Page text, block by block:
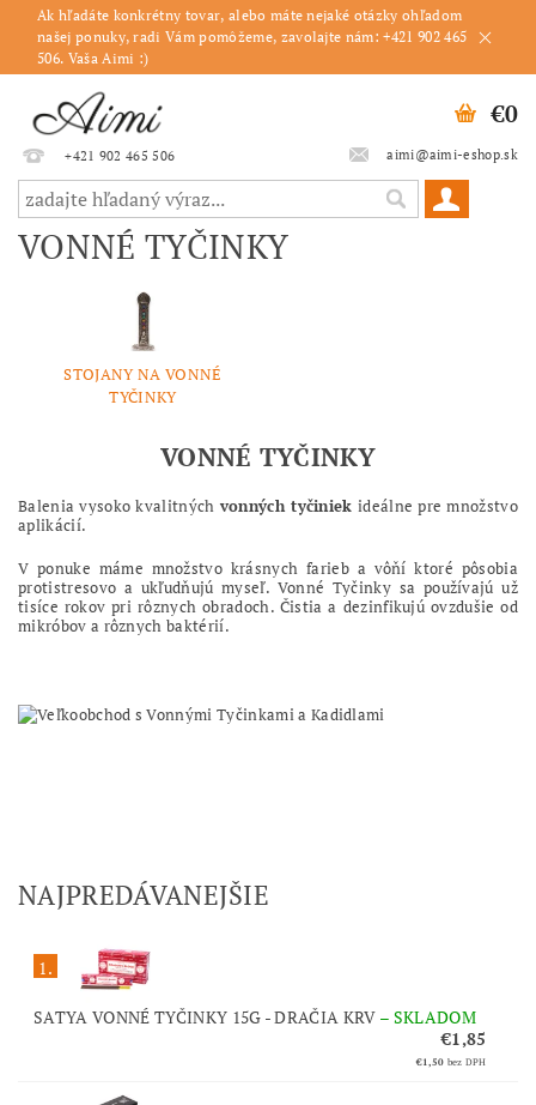
Ak hľadáte konkrétny tovar, alebo máte nejaké otázky ohľadom
našej ponuky, radi Vám pomôžeme, zavolajte nám: +421 902 465
506. Vaša Aimi :)
+421 902 465 506 aimi@aimi-eshop.sk
€0
VONNÉ TYČINKY
STOJANY NA VONNÉ
TYČINKY
VONNÉ TYČINKY
Balenia vysoko kvalitných vonných tyčiniek ideálne pre množstvo
aplikácií.
V ponuke máme množstvo krásnych farieb a vôňí ktoré pôsobia
protistresovo a ukľudňujú myseľ. Vonné Tyčinky sa používajú už
tisíce rokov pri rôznych obradoch. Čistia a dezinfikujú ovzdušie od
mikróbov a rôznych baktérií.
NAJPREDÁVANEJŠIE
1.
SATYA VONNÉ TYČINKY 15G - DRAČIA KRV – SKLADOM
€1,85
€1,50 bez DPH